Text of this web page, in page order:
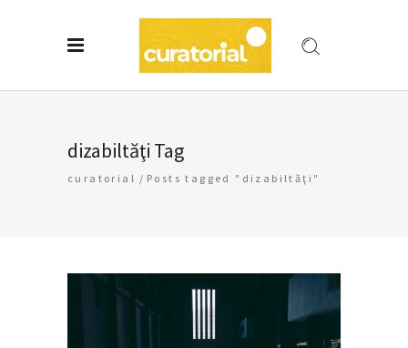
dizabiltăţi Tag
curatorial / Posts tagged "dizabiltăţi"